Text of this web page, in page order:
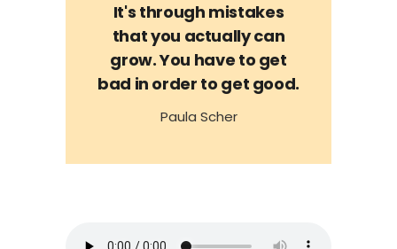
It's through mistakes
that you actually can
grow. You have to get
bad in order to get good.
Paula Scher